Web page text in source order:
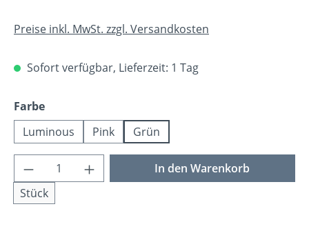
Preise inkl. MwSt. zzgl. Versandkosten
Sofort verfügbar, Lieferzeit: 1 Tag
Farbeauswählen
Luminous
Pink Grün
Produkt Anzahl: Gib den gewünschten
Stück
In den Warenkorb